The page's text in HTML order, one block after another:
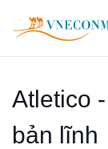
Atletico
bản lĩnh